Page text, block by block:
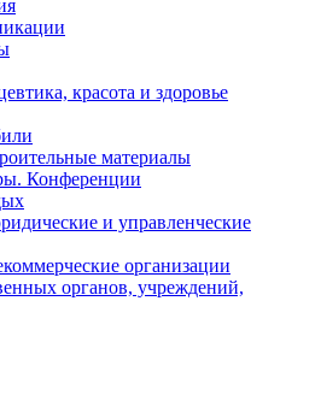
красота и здоровье
материалы
Конференции
и управленческие
организации
органов, учреждений,